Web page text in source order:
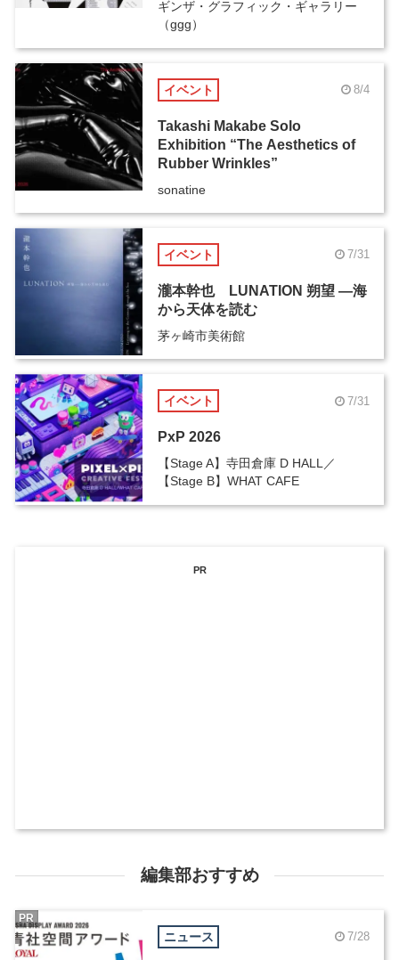
ギンザ・グラフィック・ギャラリー
（ggg）
イベント 8/4
Takashi Makabe Solo
Exhibition “The Aesthetics of
Rubber Wrinkles”
sonatine
イベント 7/31
瀧本幹也 LUNATION 朔望 ―海
から天体を読む
茅ヶ崎市美術館
イベント 7/31
PxP 2026
【Stage A】寺田倉庫 D HALL／
【Stage B】WHAT CAFE
PR
編集部おすすめ
ニュース 7/28
PR